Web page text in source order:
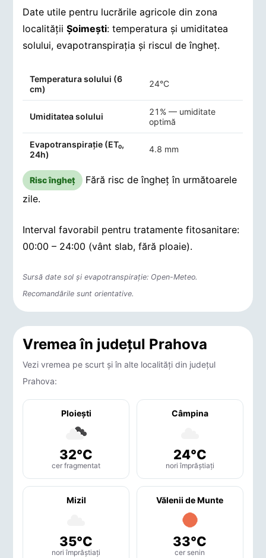
Date utile pentru lucrările agricole din zona
localitățiiŞoimeşti: temperatura și umiditatea
solului, evapotranspirația și riscul de îngheț.
Indicatori agro-meteorologici pentru Şoimeşti
Temperatura solului (6
cm)
24°C
Umiditatea solului
21% — umiditate
optimă
Evapotranspirație (ET₀,
24h)
4.8 mm
Risc îngheț
Fără risc de îngheț în următoarele
zile.
Interval favorabil pentru tratamente fitosanitare:
00:00 – 24:00 (vânt slab, fără ploaie).
Sursă date sol și evapotranspirație: Open-Meteo.
Recomandările sunt orientative.
Vremea în județul Prahova
Vezi vremea pe scurt și în alte localități din județul
Prahova:
Ploieşti
32°C
cer fragmentat
Câmpina
24°C
nori împrăștiați
Mizil
35°C
nori împrăștiați
Vălenii de Munte
33°C
cer senin